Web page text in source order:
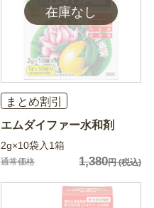
まとめ割引
エムダイファー水和剤
2g×10袋入1箱
通常価格 1,380円(税込)